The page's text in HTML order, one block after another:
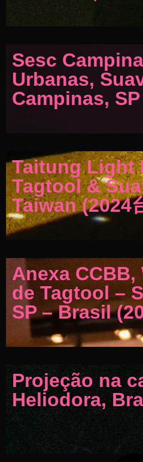
Sesc
Urbanas,
Campinas,
Taitung Light
Tagtool &
Taiwan (2024
Anexa
de Tagtool –
SP – Brasil
Projeção na
Heliodora,